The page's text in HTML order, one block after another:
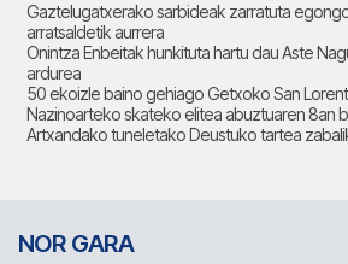
Gaztelugatxerako sarbideak zarratuta
arratsaldetik aurrera
Onintza Enbeitak hunkituta hartu dau Aste
ardurea
50 ekoizle baino gehiago Getxoko San
Nazinoarteko skateko elitea abuztuaren 8an
Artxandako tuneletako Deustuko tartea
NOR GARA